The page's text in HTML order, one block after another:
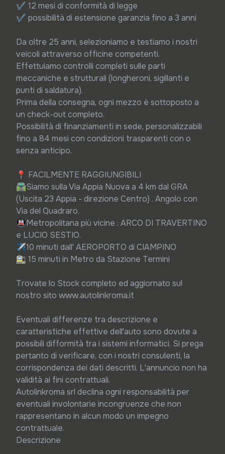
✔ 12 mesi di conformità di legge
✔ possibilità di estensione garanzia fino a 3 anni
Da oltre 25 anni, selezioniamo e testiamo i nostri
veicoli attraverso officine competenti.
Effettuiamo controlli completi sulle parti
meccaniche e strutturali (longheroni, sigillanti e
punti di saldatura).
Prima della consegna, ogni mezzo è sottoposto a
un check-out completo.
Possibilità di finanziamenti in sede, personalizzabili
fino a 84 mesi con condizioni trasparenti con o
senza anticipo.
📍 FACILMENTE RAGGIUNGIBILI
🛣️Siamo sulla Via Appia Nuova a 4 km dal GRA
(Uscita 23 Appia - direzione Centro) . Angolo con
Via del Quadraro.
🚇Metropolitana più vicine : ARCO DI TRAVERTINO
e LUCIO SESTIO.
✈️10 minuti dall' AEROPORTO di CIAMPINO
🚉 15 minuti in Metro da Stazione Termini
Trovate lo Stock completo ed aggiornato sul
nostro sito www.autolinkroma.it
Eventuali differenze tra descrizione e
caratteristiche effettive dell'auto sono dovute a
possibili difformità tra i sistemi informatici. Si prega
pertanto di verificare, con i nostri consulenti, la
corrispondenza dei dati descritti. L'annuncio non ha
validità ai fini contrattuali.
Autolinkroma srl declina ogni responsabilità per
eventuali involontarie incongruenze che non
rappresentano in alcun modo un impegno
contrattuale.
Descrizione